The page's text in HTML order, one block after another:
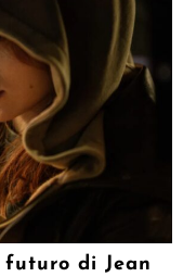
futuro di Jean